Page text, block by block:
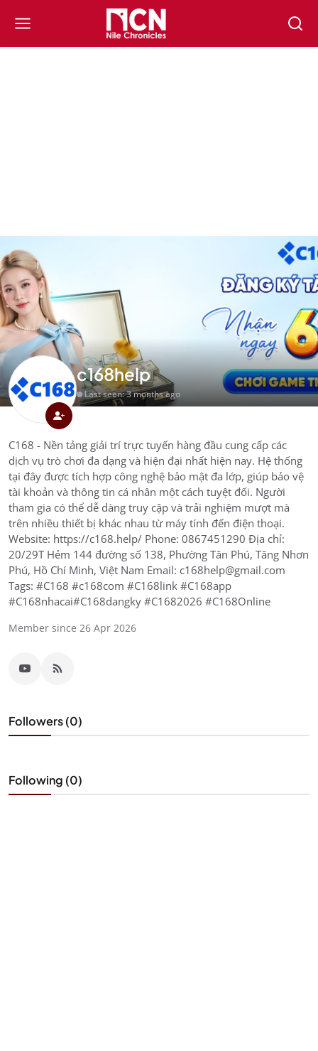
c168help
Last seen: 3 months ago
C168 - Nền tảng giải trí trực tuyến hàng đầu cung cấp các
dịch vụ trò chơi đa dạng và hiện đại nhất hiện nay. Hệ thống
tại đây được tích hợp công nghệ bảo mật đa lớp, giúp bảo vệ
tài khoản và thông tin cá nhân một cách tuyệt đối. Người
tham gia có thể dễ dàng truy cập và trải nghiệm mượt mà
trên nhiều thiết bị khác nhau từ máy tính đến điện thoại.
Website: https://c168.help/ Phone: 0867451290 Địa chỉ:
20/29T Hẻm 144 đường số 138, Phường Tân Phú, Tăng Nhơn
Phú, Hồ Chí Minh, Việt Nam Email: c168help@gmail.com
Tags: #C168 #c168com #C168link #C168app
#C168nhacai#C168dangky #C1682026 #C168Online
Member since 26 Apr 2026
Followers (0)
Following (0)